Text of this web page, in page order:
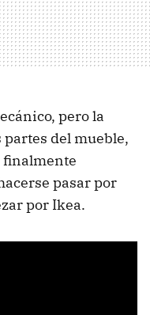
pero la
del mueble,
pasar por
por Ikea.